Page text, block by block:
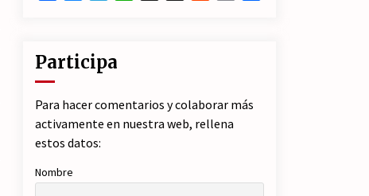
Participa
Para hacer comentarios y colaborar más
activamente en nuestra web, rellena
estos datos:
Nombre